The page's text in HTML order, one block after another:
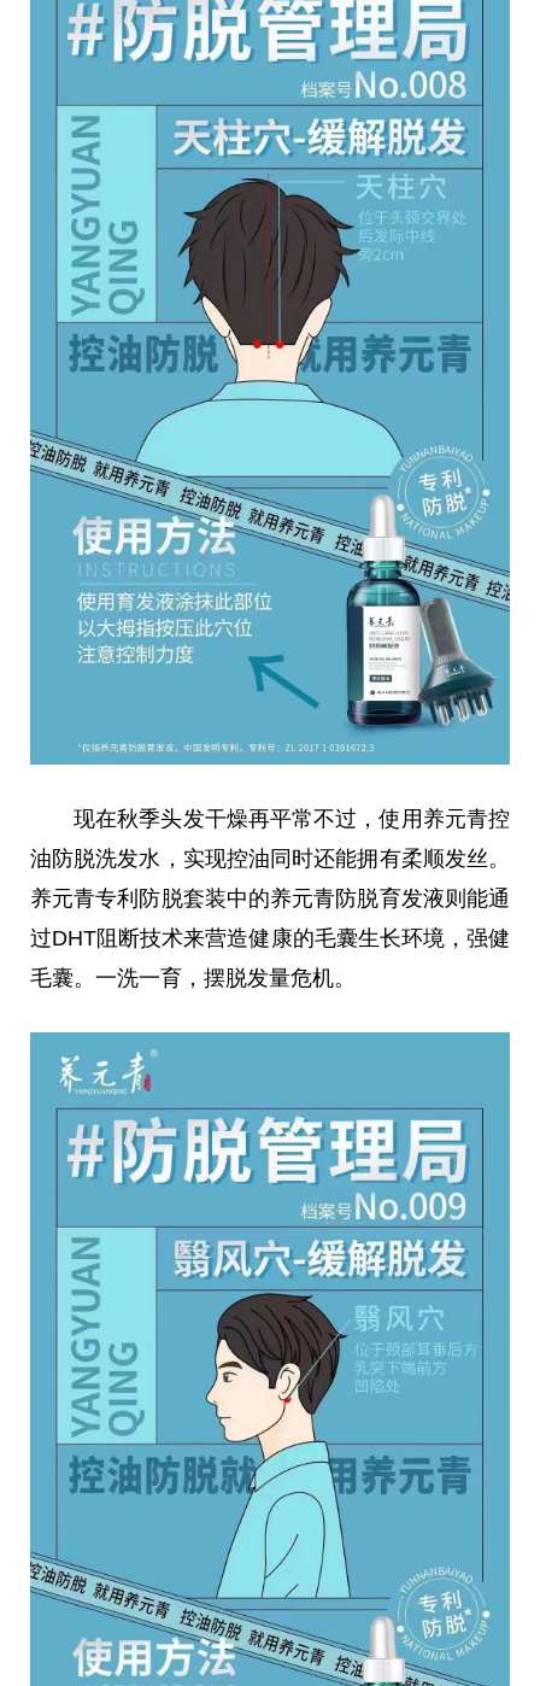
现在秋季头发干燥再平常不过，使用养元青控
油防脱洗发水，实现控油同时还能拥有柔顺发丝。
养元青专利防脱套装中的养元青防脱育发液则能通
过DHT阻断技术来营造健康的毛囊生长环境，强健
毛囊。一洗一育，摆脱发量危机。